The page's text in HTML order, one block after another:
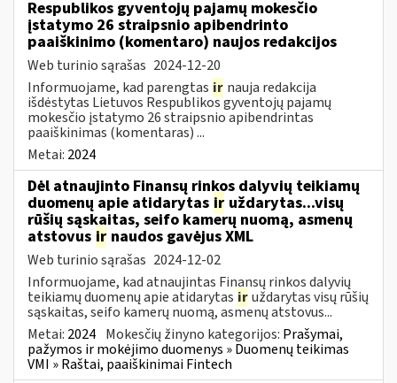
Respublikos gyventojų pajamų mokesčio
įstatymo 26 straipsnio apibendrinto
paaiškinimo (komentaro) naujos redakcijos
Web turinio sąrašas 2024-12-20
Informuojame, kad parengtas ir nauja redakcija
išdėstytas Lietuvos Respublikos gyventojų pajamų
mokesčio įstatymo 26 straipsnio apibendrintas
paaiškinimas (komentaras) ...
Metai: 2024
Dėl atnaujinto Finansų rinkos dalyvių teikiamų
duomenų apie atidarytas ir uždarytas...visų
rūšių sąskaitas, seifo kamerų nuomą, asmenų
atstovus ir naudos gavėjus XML
Web turinio sąrašas 2024-12-02
Informuojame, kad atnaujintas Finansų rinkos dalyvių
teikiamų duomenų apie atidarytas iruždarytas visų rūšių
sąskaitas, seifo kamerų nuomą, asmenų atstovus...
Metai: 2024 Mokesčių žinyno kategorijos: Prašymai,
pažymos ir mokėjimo duomenys » Duomenų teikimas
VMI » Raštai, paaiškinimai Fintech